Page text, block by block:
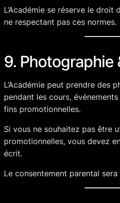
L’Académie se réserve le droit
ne respectant pas ces normes.
9. Photographie
L’Académie peut prendre des
pendant les cours,
fins promotionnelles.
Si vous ne souhaitez pas être
promotionnelles, vous devez
écrit.
Le consentement parental